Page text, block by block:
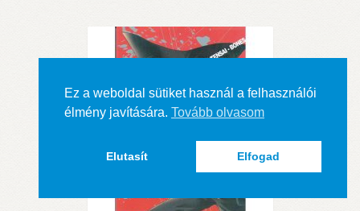
Ez a weboldal sütiket használ a felhasználói
élmény javítására. Tovább olvasom
Elutasít Elfogad